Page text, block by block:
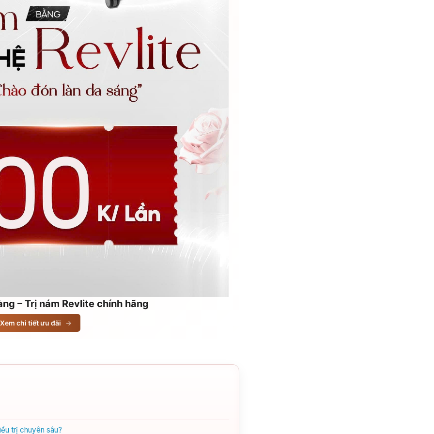
– Trị nám Revlite chính hãng
Xem chi tiết ưu đãi →
trị chuyên sâu?